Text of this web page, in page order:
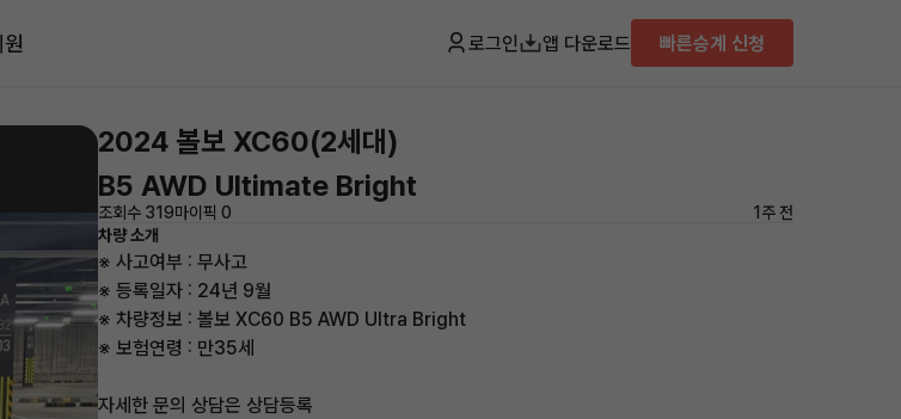
로그인 앱 다운로드 빠른승계 신청
2024 볼보 XC60(2세대)
B5 AWD Ultimate Bright
조회수 319마이픽 0
1주 전
차량 소개
※ 사고여부 : 무사고
※ 등록일자 : 24년 9월
※ 차량정보 : 볼보 XC60 B5 AWD Ultra Bright
※ 보험연령 : 만35세
자세한 문의 상담은 상담등록